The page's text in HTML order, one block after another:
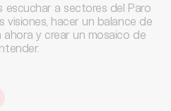
escuchar a sectores del Paro
visiones, hacer un balance de
y crear un mosaico de